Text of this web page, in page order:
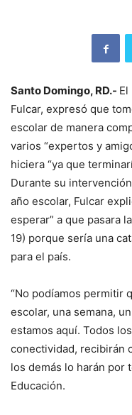
Santo Domingo, RD.-
Fulcar, expresó que
escolar de manera
varios “expertos y
hiciera “ya que
Durante su
año escolar, Fulcar
esperar” a que pasara
19) porque sería una
para el país.
“No podíamos permitir
escolar, una semana,
estamos aquí. Todos
conectividad, recibirán
los demás lo harán por
Educación.